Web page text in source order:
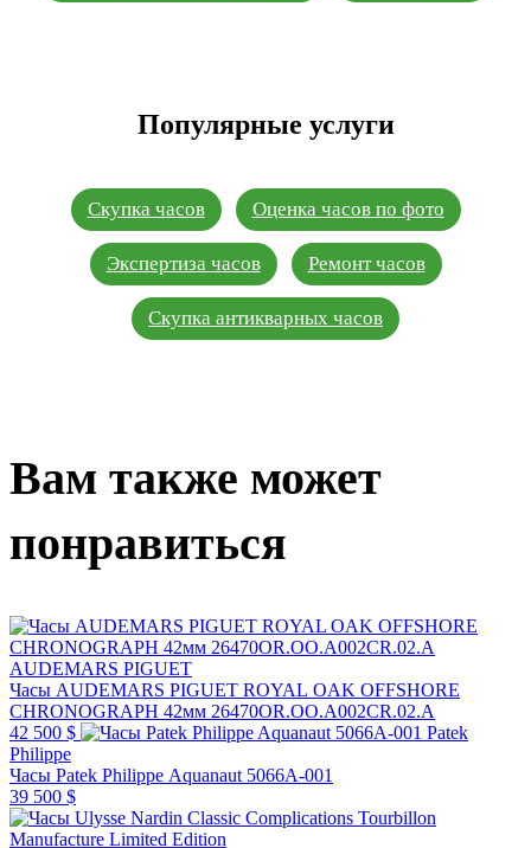
Популярные услуги
Скупка часов Оценка часов по фото
Экспертиза часов Ремонт часов
Скупка антикварных часов
Вам также может
понравиться
AUDEMARS PIGUET
Часы AUDEMARS PIGUET ROYAL OAK OFFSHORE
CHRONOGRAPH 42мм 26470OR.OO.A002CR.02.A
42 500 $
Patek
Philippe
Часы Patek Philippe Aquanaut 5066A-001
39 500 $